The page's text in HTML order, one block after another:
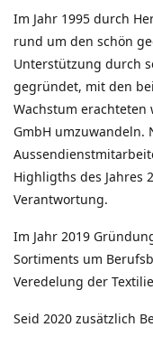
Im Jahr 1995 durch
rund um den schön
Unterstützung durch
gegründet, mit den
Wachstum erachteten
GmbH umzuwandeln.
Highligths des Jahres
Verantwortung.
Im Jahr 2019
Sortiments um
Veredelung der
Seid 2020 zusätzlich